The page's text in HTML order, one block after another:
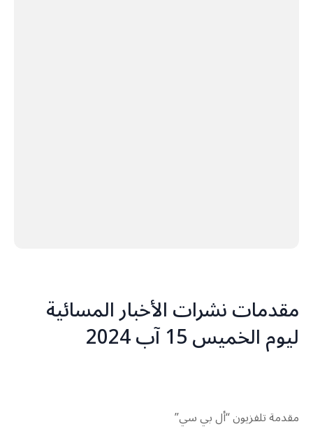
مقدمات نشرات الأخبار المسائية
ليوم الخميس 15 آب 2024
مقدمة تلفزيون “أل بي سي”